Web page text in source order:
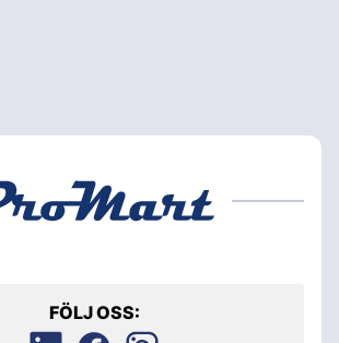
FÖLJ OSS: